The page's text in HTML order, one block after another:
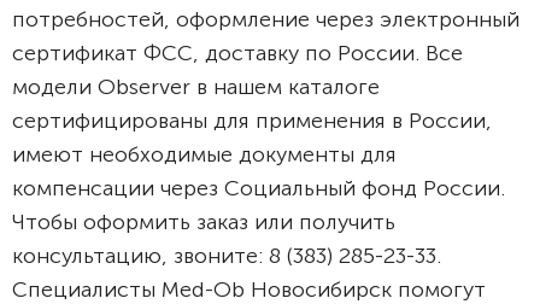
потребностей, оформление через электронный
сертификат ФСС, доставку по России. Все
модели Observer в нашем каталоге
сертифицированы для применения в России,
имеют необходимые документы для
компенсации через Социальный фонд России.
Чтобы оформить заказ или получить
консультацию, звоните: 8 (383) 285-23-33.
Специалисты Med-Ob Новосибирск помогут